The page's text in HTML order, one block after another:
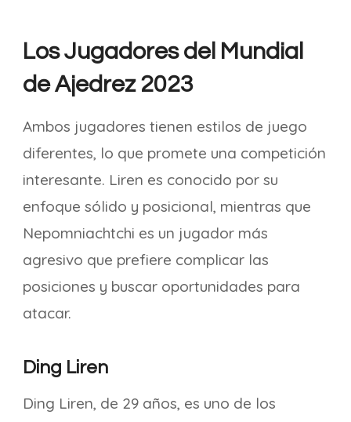
Los Jugadores del Mundial
de Ajedrez 2023
Ambos jugadores tienen estilos de juego
diferentes, lo que promete una competición
interesante. Liren es conocido por su
enfoque sólido y posicional, mientras que
Nepomniachtchi es un jugador más
agresivo que prefiere complicar las
posiciones y buscar oportunidades para
atacar.
Ding Liren
Ding Liren, de 29 años, es uno de los